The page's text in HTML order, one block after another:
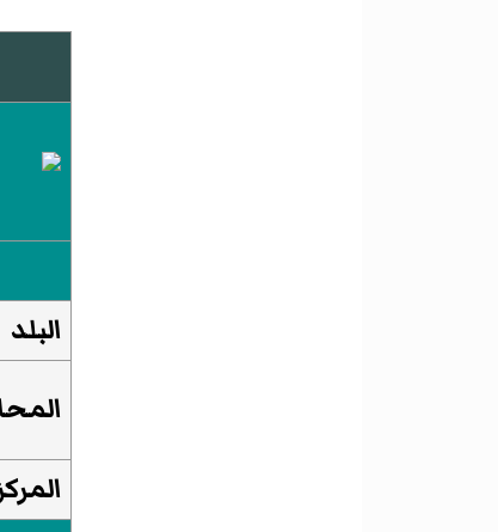
البلد